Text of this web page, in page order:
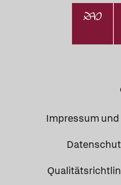
Impressum